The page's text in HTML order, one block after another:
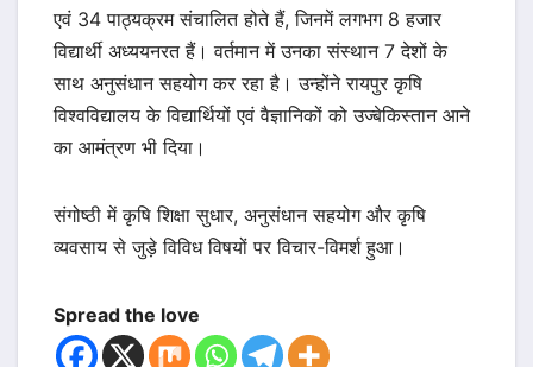
एवं 34 पाठ्यक्रम संचालित होते हैं, जिनमें लगभग 8 हजार
विद्यार्थी अध्ययनरत हैं। वर्तमान में उनका संस्थान 7 देशों के
साथ अनुसंधान सहयोग कर रहा है। उन्होंने रायपुर कृषि
विश्वविद्यालय के विद्यार्थियों एवं वैज्ञानिकों को उज्बेकिस्तान आने
का आमंत्रण भी दिया।
संगोष्ठी में कृषि शिक्षा सुधार, अनुसंधान सहयोग और कृषि
व्यवसाय से जुड़े विविध विषयों पर विचार-विमर्श हुआ।
Spread the love